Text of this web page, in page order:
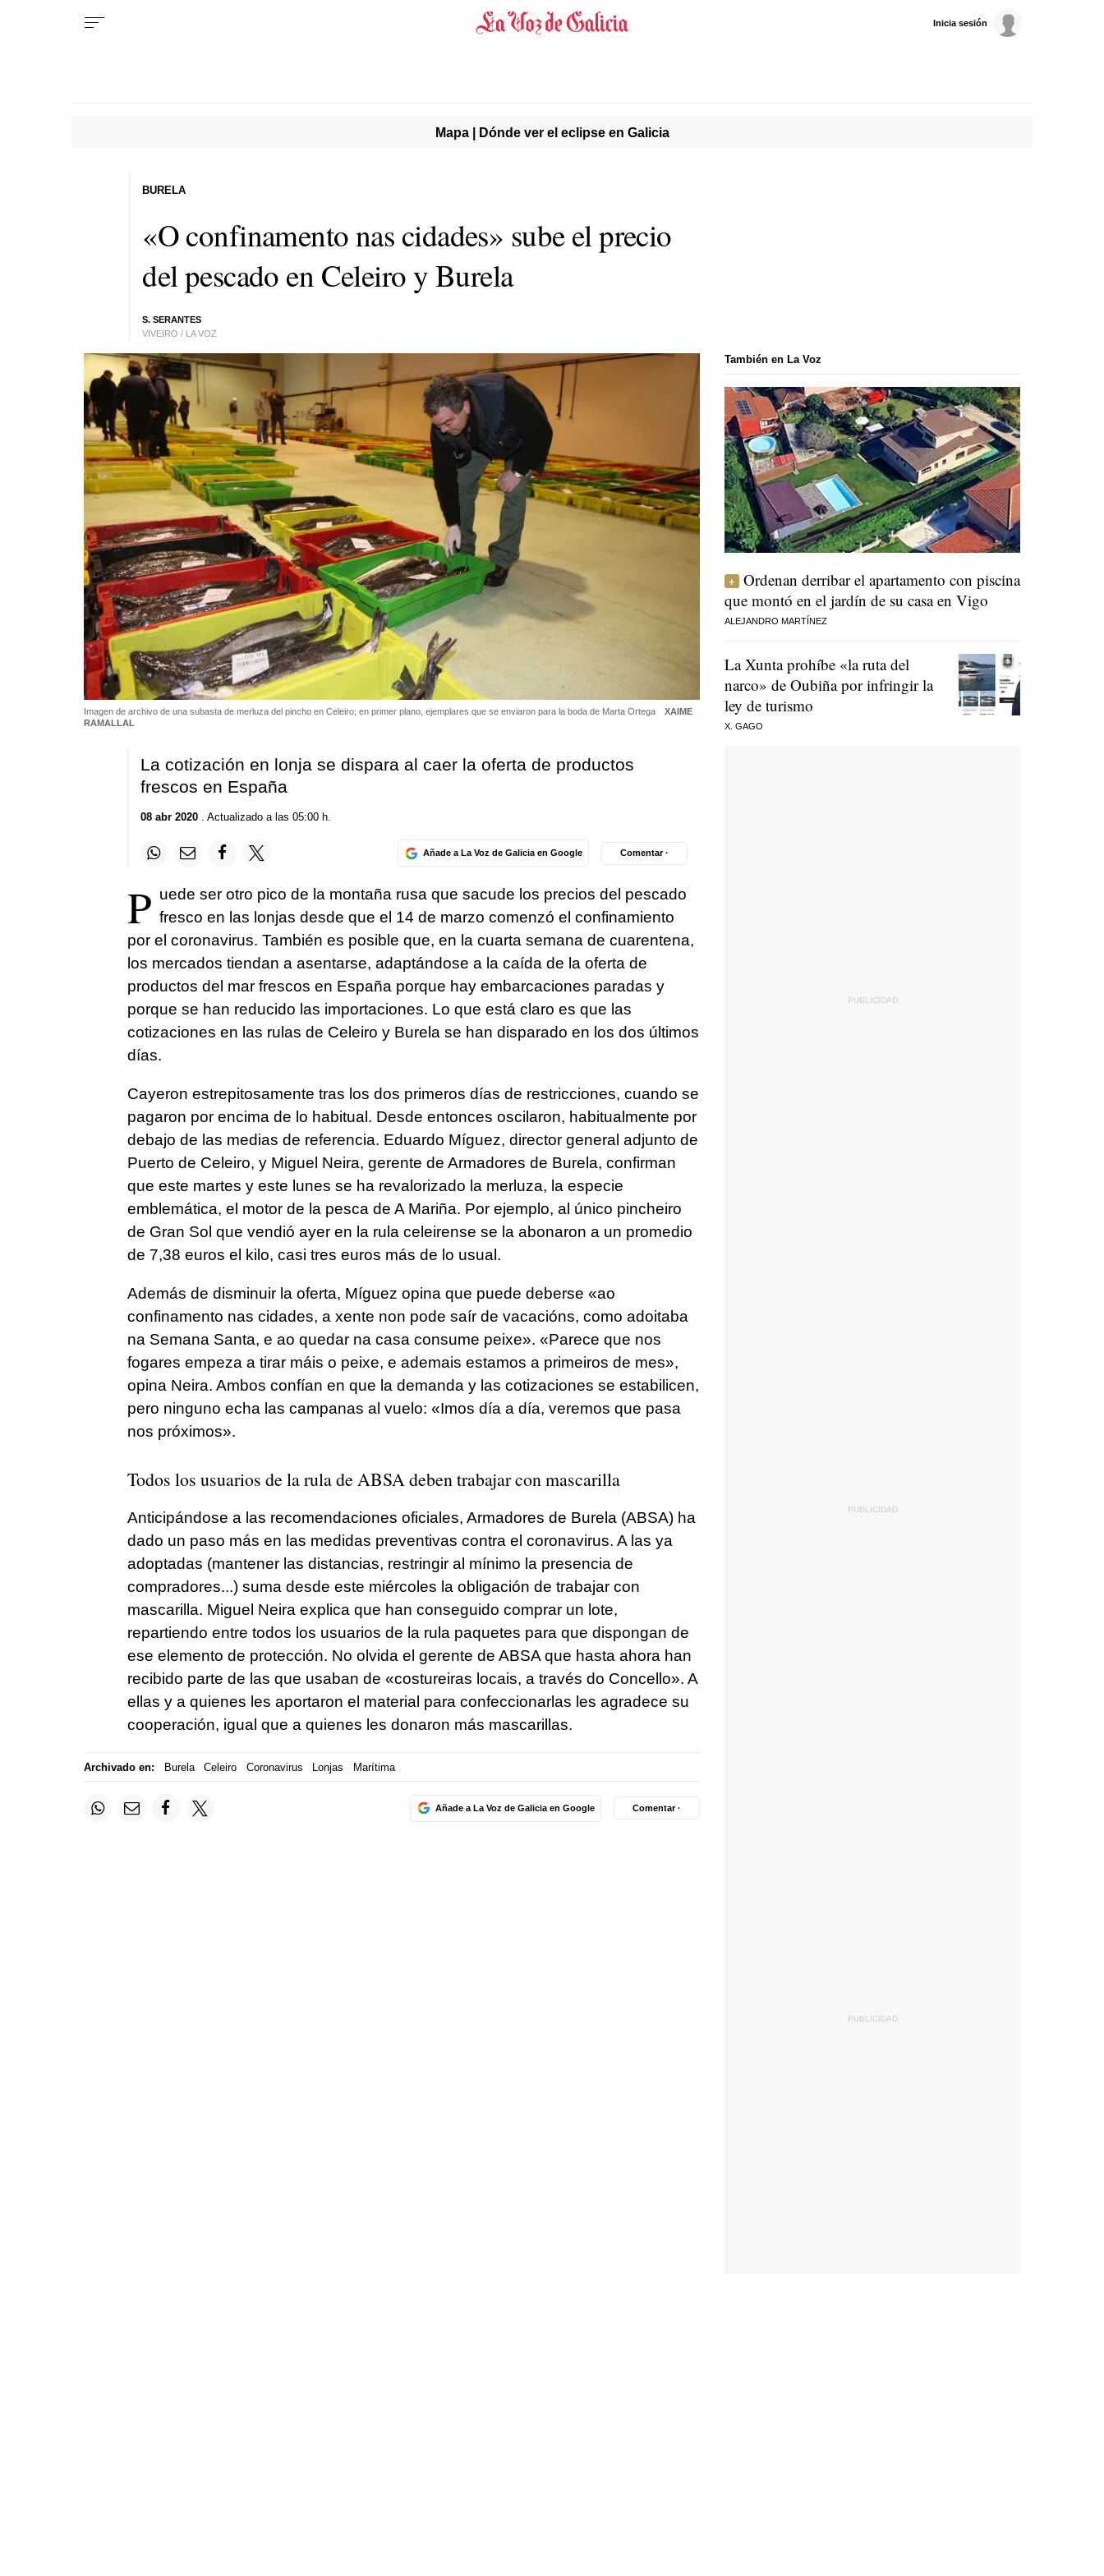
Inicia sesión
Mapa | Dónde ver el eclipse en Galicia
«O confinamento nas cidades» sube el precio
del pescado en Celeiro y Burela
S. SERANTES
VIVEIRO / LA VOZ
BURELA
Imagen de archivo de una subasta de merluza del pincho en Celeiro; en primer plano, ejemplares que se enviaron para la boda de Marta Ortega
XAIME
RAMALLAL
La cotización en lonja se dispara al caer la oferta de productos
frescos en España
08 abr 2020. Actualizado a las 05:00 h.
Añade a La Voz de Galicia en Google Comentar ·
P uede ser otro pico de la montaña rusa que sacude los precios del pescado
fresco en las lonjas desde que el 14 de marzo comenzó el confinamiento
por el coronavirus. También es posible que, en la cuarta semana de cuarentena,
los mercados tiendan a asentarse, adaptándose a la caída de la oferta de
productos del mar frescos en España porque hay embarcaciones paradas y
porque se han reducido las importaciones. Lo que está claro es que las
cotizaciones en las rulas de Celeiro y Burela se han disparado en los dos últimos
días.
Cayeron estrepitosamente tras los dos primeros días de restricciones, cuando se
pagaron por encima de lo habitual. Desde entonces oscilaron, habitualmente por
debajo de las medias de referencia. Eduardo Míguez, director general adjunto de
Puerto de Celeiro, y Miguel Neira, gerente de Armadores de Burela, confirman
que este martes y este lunes se ha revalorizado la merluza, la especie
emblemática, el motor de la pesca de A Mariña. Por ejemplo, al único pincheiro
de Gran Sol que vendió ayer en la rula celeirense se la abonaron a un promedio
de 7,38 euros el kilo, casi tres euros más de lo usual.
Además de disminuir la oferta, Míguez opina que puede deberse «ao
confinamento nas cidades, a xente non pode saír de vacacións, como adoitaba
na Semana Santa, e ao quedar na casa consume peixe». «Parece que nos
fogares empeza a tirar máis o peixe, e ademais estamos a primeiros de mes»,
opina Neira. Ambos confían en que la demanda y las cotizaciones se estabilicen,
pero ninguno echa las campanas al vuelo: «Imos día a día, veremos que pasa
nos próximos».
Todos los usuarios de la rula de ABSA deben trabajar con mascarilla
Anticipándose a las recomendaciones oficiales, Armadores de Burela (ABSA) ha
dado un paso más en las medidas preventivas contra el coronavirus. A las ya
adoptadas (mantener las distancias, restringir al mínimo la presencia de
compradores...) suma desde este miércoles la obligación de trabajar con
mascarilla. Miguel Neira explica que han conseguido comprar un lote,
repartiendo entre todos los usuarios de la rula paquetes para que dispongan de
ese elemento de protección. No olvida el gerente de ABSA que hasta ahora han
recibido parte de las que usaban de «costureiras locais, a través do Concello». A
ellas y a quienes les aportaron el material para confeccionarlas les agradece su
cooperación, igual que a quienes les donaron más mascarillas.
Archivado en: Burela Celeiro Coronavirus Lonjas Marítima
Añade a La Voz de Galicia en Google Comentar ·
También en La Voz
Ordenan derribar el apartamento con piscina
que montó en el jardín de su casa en Vigo
ALEJANDRO MARTÍNEZ
La Xunta prohíbe «la ruta del
narco» de Oubiña por infringir la
ley de turismo
X. GAGO